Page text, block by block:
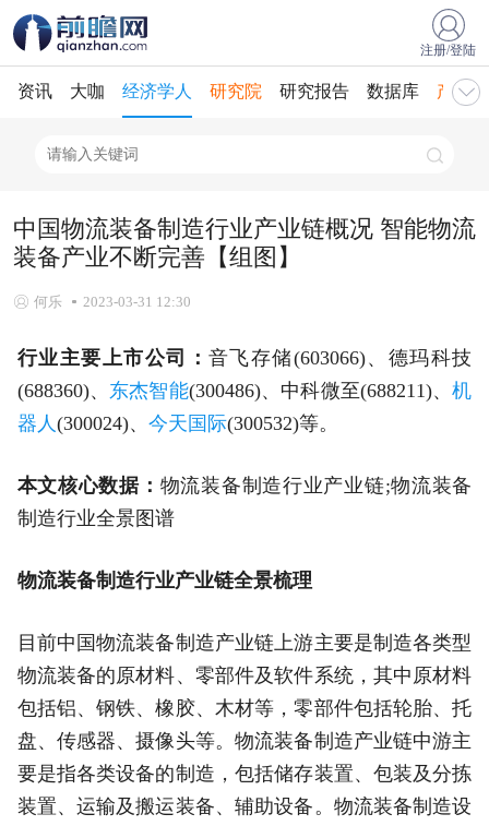
注册/登陆
资讯 大咖 经济学人 研究院 研究报告 数据库 产业
中国物流装备制造行业产业链概况 智能物流
装备产业不断完善【组图】
何乐 2023-03-31 12:30
行业主要上市公司： 音飞存储(603066)、德玛科技
(688360)、 东杰智能(300486)、中科微至(688211)、机
器人 (300024)、 今天国际(300532)等。
本文核心数据： 物流装备制造行业产业链;物流装备
制造行业全景图谱
物流装备制造行业产业链全景梳理
目前中国物流装备制造产业链上游主要是制造各类型
物流装备的原材料、零部件及软件系统，其中原材料
包括铝、钢铁、橡胶、木材等，零部件包括轮胎、托
盘、传感器、摄像头等。物流装备制造产业链中游主
要是指各类设备的制造，包括储存装置、包装及分拣
装置、运输及搬运装备、辅助设备。物流装备制造设